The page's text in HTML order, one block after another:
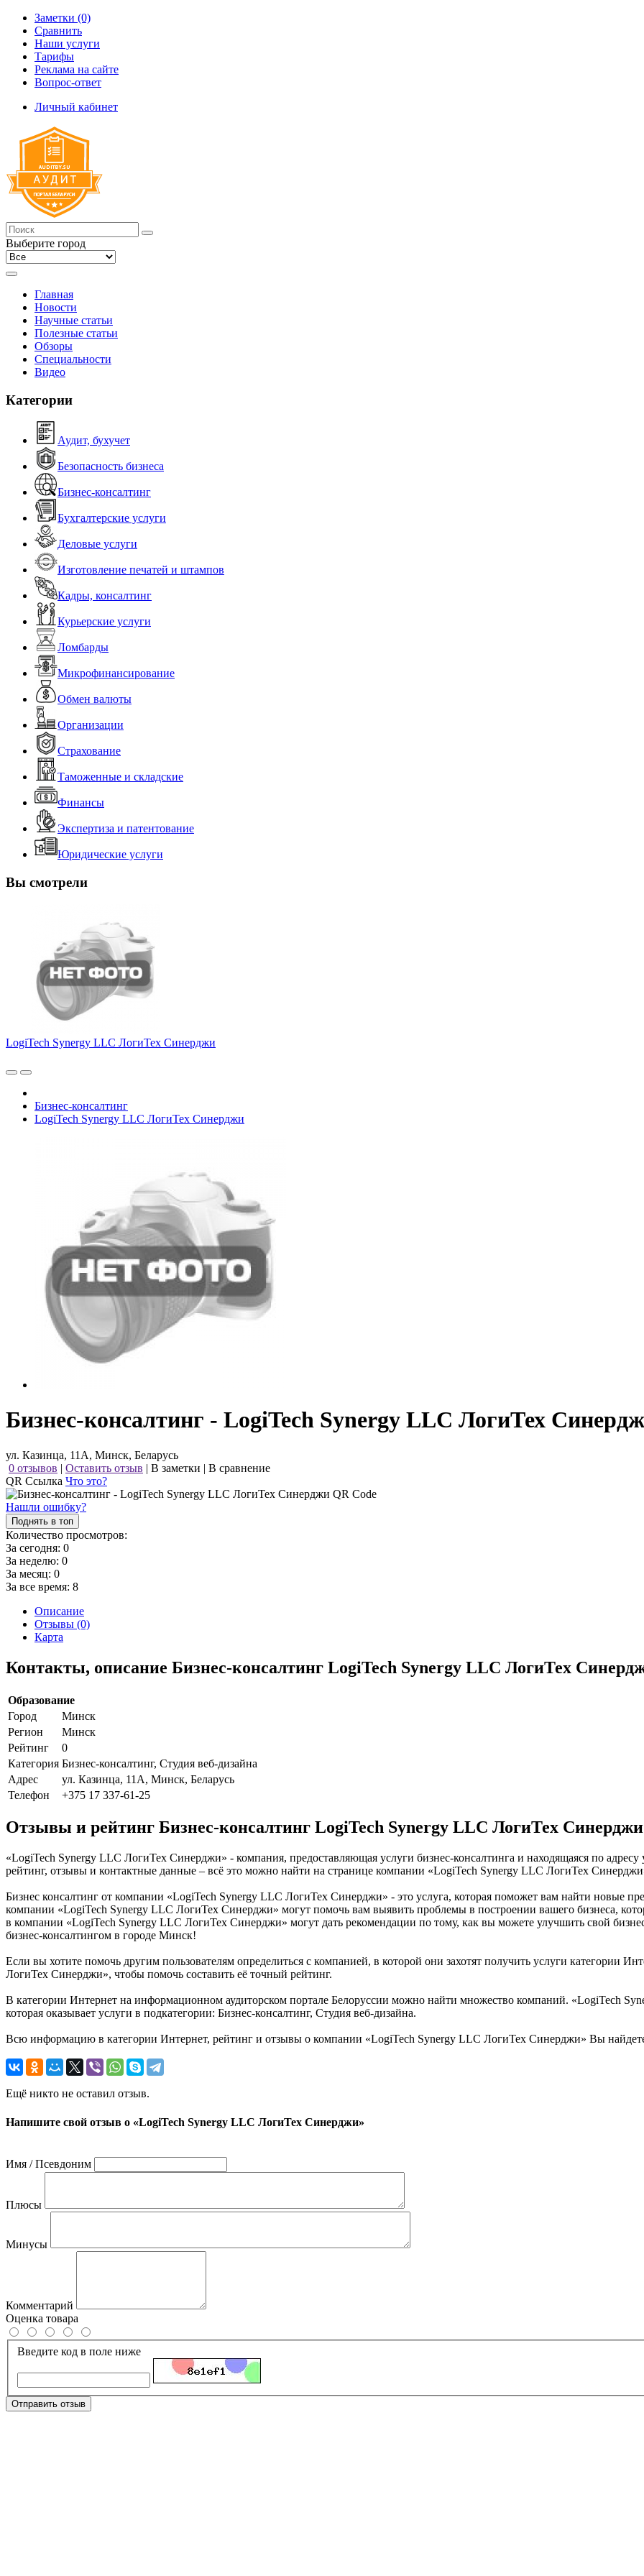
Заметки (0)
Сравнить
Наши услуги
Тарифы
Реклама на сайте
Вопрос-ответ
Личный кабинет
Выберите город
Главная
Новости
Научные статьи
Полезные статьи
Обзоры
Специальности
Видео
Категории
Аудит, бухучет
Безопасность бизнеса
Бизнес-консалтинг
Бухгалтерские услуги
Деловые услуги
Изготовление печатей и штампов
Кадры, консалтинг
Курьерские услуги
Ломбарды
Микрофинансирование
Обмен валюты
Организации
Страхование
Таможенные и складские
Финансы
Экспертиза и патентование
Юридические услуги
Вы смотрели
LogiTech Synergy LLC ЛогиТех Синерджи
Бизнес-консалтинг
LogiTech Synergy LLC ЛогиТех Синерджи
Бизнес-консалтинг - LogiTech Synergy LLC ЛогиТех
ул. Казинца, 11А, Минск, Беларусь
0 отзывов | Оставить отзыв | В заметки | В сравнение
QR Ссылка Что это?
Нашли ошибку?
Поднять в топ
Количество просмотров:
За сегодня: 0
За неделю: 0
За месяц: 0
За все время: 8
Описание
Отзывы (0)
Карта
Контакты, описание Бизнес-консалтинг LogiTech Synergy LLC ЛогиТех
Образование
Город
Минск
Регион
Минск
Рейтинг
0
Категория Бизнес-консалтинг, Студия веб-дизайна
Адрес
ул. Казинца, 11А, Минск, Беларусь
Телефон
+375 17 337-61-25
Отзывы и рейтинг Бизнес-консалтинг LogiTech Synergy LLC ЛогиТех Синерджи
«LogiTech Synergy LLC ЛогиТех Синерджи» - компания, предоставляющая услуги бизнес-консалтинга и находящаяся по
рейтинг, отзывы и контактные данные – всё это можно найти на странице компании «LogiTech Synergy LLC ЛогиТех
Бизнес консалтинг от компании «LogiTech Synergy LLC ЛогиТех Синерджи» - это услуга, которая поможет вам найти новые
компании «LogiTech Synergy LLC ЛогиТех Синерджи» могут помочь вам выявить проблемы в построении вашего бизнеса,
в компании «LogiTech Synergy LLC ЛогиТех Синерджи» могут дать рекомендации по тому, как вы можете улучшить свой
бизнес-консалтингом в городе Минск!
Если вы хотите помочь другим пользователям определиться с компанией, в которой они захотят получить услуги категории
ЛогиТех Синерджи», чтобы помочь составить её точный рейтинг.
В категории Интернет на информационном аудиторском портале Белоруссии можно найти множество компаний. «LogiTech
которая оказывает услуги в подкатегории: Бизнес-консалтинг, Студия веб-дизайна.
Всю информацию в категории Интернет, рейтинг и отзывы о компании «LogiTech Synergy LLC ЛогиТех Синерджи» Вы
Ещё никто не оставил отзыв.
Напишите свой отзыв о «LogiTech Synergy LLC ЛогиТех Синерджи»
Имя / Псевдоним
Плюсы
Минусы
Комментарий
Оценка товара
Введите код в поле ниже
Отправить отзыв